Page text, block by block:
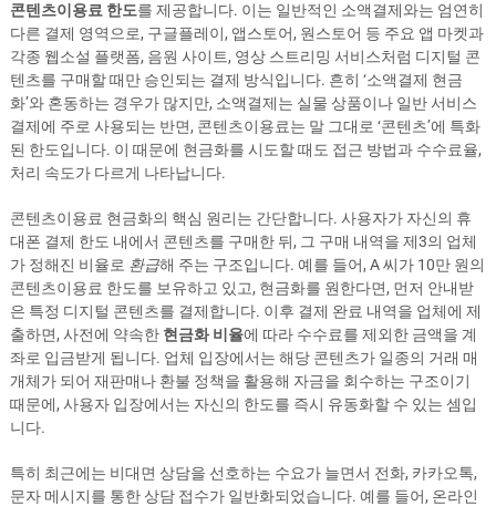
콘텐츠이용료 한도를 제공합니다. 이는 일반적인 소액결제와는 엄연히
다른 결제 영역으로, 구글플레이, 앱스토어, 원스토어 등 주요 앱 마켓과
각종 웹소설 플랫폼, 음원 사이트, 영상 스트리밍 서비스처럼 디지털 콘
텐츠를 구매할 때만 승인되는 결제 방식입니다. 흔히 ‘소액결제 현금
화’와 혼동하는 경우가 많지만, 소액결제는 실물 상품이나 일반 서비스
결제에 주로 사용되는 반면, 콘텐츠이용료는 말 그대로 ‘콘텐츠’에 특화
된 한도입니다. 이 때문에 현금화를 시도할 때도 접근 방법과 수수료율,
처리 속도가 다르게 나타납니다.
콘텐츠이용료 현금화의 핵심 원리는 간단합니다. 사용자가 자신의 휴
대폰 결제 한도 내에서 콘텐츠를 구매한 뒤, 그 구매 내역을 제3의 업체
가 정해진 비율로 환급해 주는 구조입니다. 예를 들어, A 씨가 10만 원의
콘텐츠이용료 한도를 보유하고 있고, 현금화를 원한다면, 먼저 안내받
은 특정 디지털 콘텐츠를 결제합니다. 이후 결제 완료 내역을 업체에 제
출하면, 사전에 약속한 현금화 비율에 따라 수수료를 제외한 금액을 계
좌로 입금받게 됩니다. 업체 입장에서는 해당 콘텐츠가 일종의 거래 매
개체가 되어 재판매나 환불 정책을 활용해 자금을 회수하는 구조이기
때문에, 사용자 입장에서는 자신의 한도를 즉시 유동화할 수 있는 셈입
니다.
특히 최근에는 비대면 상담을 선호하는 수요가 늘면서 전화, 카카오톡,
문자 메시지를 통한 상담 접수가 일반화되었습니다. 예를 들어, 온라인